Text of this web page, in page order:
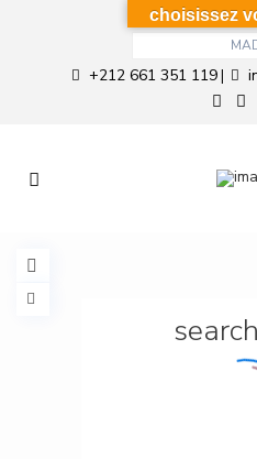
+212 661 351 119|
choisissez